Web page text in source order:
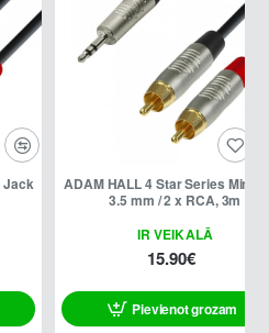
IR VEIKALĀ
ADAM HALL 4 Star Series Mini Jack
3.5 mm / 2 x RCA, 3m
15.90€
Pievienot grozam